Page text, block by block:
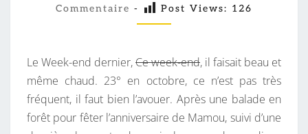
O
I
E
D
E
L
M
A
I
R
E
S
Commentaire - Post Views: 126
Le Week-end dernier,Ce week-end, il faisait beau et
même chaud. 23° en octobre, ce n’est pas très
fréquent, il faut bien l’avouer. Après une balade en
forêt pour fêter l’anniversaire de Mamou, suivi d’une